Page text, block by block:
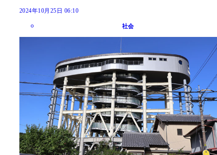
2024年10月25日 06:10
社会